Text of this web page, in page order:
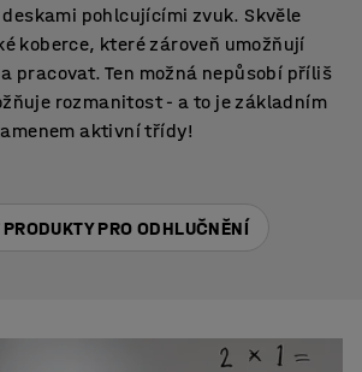
pohlcujícími zvuk. Skvěle
koberce, které zároveň umožňují
pracovat. Ten možná nepůsobí příliš
rozmanitost - a to je základním
aktivní třídy!
PRODUKTY PRO ODHLUČNĚNÍ